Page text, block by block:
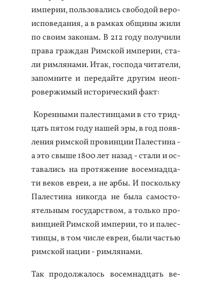
им­пе­рии, поль­зо­вались сво­бодой ве­ро­
ис­по­веда­ния, а в рам­ках об­щи­ны жи­ли
по сво­им за­конам. В 212 го­ду по­лучи­ли
пра­ва граж­дан Рим­ской им­пе­рии, ста­
ли рим­ля­нами. Итак, гос­по­да чи­тате­ли,
за­пом­ни­те и пе­редай­те дру­гим не­оп­
ро­вер­жи­мый ис­то­ричес­кий факт:
Ко­рен­ны­ми па­лес­тинца­ми в сто трид­
цать пя­том го­ду на­шей эры, в год по­яв­
ле­ния рим­ской про­вин­ции Па­лес­ти­на -
а это свы­ше 1800 лет на­зад - ста­ли и ос­
та­вались на про­тяже­ние во­сем­надца­
ти ве­ков ев­реи, а не ар­бы. И пос­коль­ку
Па­лес­ти­на ни­ког­да не бы­ла са­мос­то­
ятель­ным го­сударс­твом, а толь­ко про­
вин­ци­ей Рим­ской им­пе­рии, то и па­лес­
тинцы, в том чис­ле ев­реи, бы­ли частью
рим­ской на­ции - рим­ля­нами.
Так про­дол­жа­лось во­сем­надцать ве­